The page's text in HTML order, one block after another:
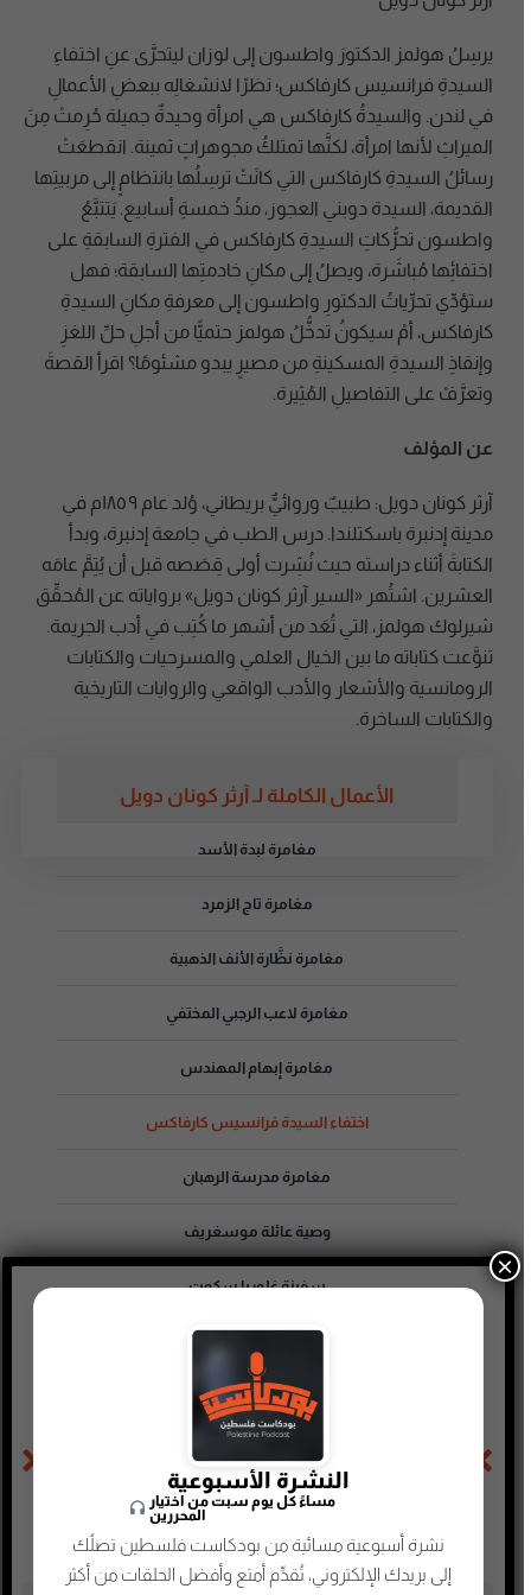
يرسِلُ هولمز الدكتورَ واطسون إلى لوزان ليتحرَّى عنِ اختفاءِ
السيدةِ فرانسيس كارفاكس؛ نظرًا لانشغالِه ببعضِ الأعمالِ
في لندن. والسيدةُ كارفاكس هي امرأة وحيدةٌ جميلة حُرِمتْ مِنَ
الميراثِ لأنها امرأة، لكنَّها تمتلكُ مجوهراتٍ ثمينة. انقطعَتْ
رسائلُ السيدةِ كارفاكس التي كانَتْ ترسِلُها بانتظامٍ إلى مربيتِها
القديمة، السيدة دوبني العجوز، منذُ خمسةِ أسابيع. يَتتبَّعُ
واطسون تحرُّكاتِ السيدةِ كارفاكس في الفترةِ السابقةِ على
اختفائِها مُباشَرة، ويصلُ إلى مكانِ خادمتِها السابقة؛ فهل
ستؤدِّي تحرِّياتُ الدكتورِ واطسون إلى معرفةِ مكانِ السيدةِ
كارفاكس، أمْ سيكونُ تدخُّلُ هولمز حتميًّا من أجلِ حلِّ اللغزِ
وإنقاذِ السيدةِ المسكينةِ من مصيرٍ يبدو مشئومًا؟ اقرأ القصةَ
وتعرَّفْ على التفاصيلِ المُثِيرة.
عن المؤلف
آرثر كونان دويل: طبيبٌ وروائيٌّ بريطاني، وُلد عام ١٨٥٩م في
مدينة إدنبرة باسكتلندا. درس الطب في جامعة إدنبرة، وبدأ
الكتابةَ أثناء دراسته حيث نُشِرت أولى قِصَصه قبل أن يُتِمَّ عامَه
العشرين. اشتُهر «السير آرثر كونان دويل» برواياته عن المُحقِّق
شيرلوك هولمز، التي تُعَد من أشهر ما كُتِب في أدب الجريمة.
تنوَّعت كتاباته ما بين الخيال العلمي والمسرحيات والكتابات
الرومانسية والأشعار والأدب الواقعي والروايات التاريخية
والكتابات الساخرة.
الأعمال الكاملة لـ آرثر كونان دويل
مغامرة لبدة الأسد
مغامرة تاج الزمرد
مغامرة نظَّارة الأنف الذهبية
مغامرة لاعب الرجبي المختفي
مغامرة إبهام المهندس
اختفاء السيدة فرانسيس كارفاكس
مغامرة مدرسة الرهبان
وصية عائلة موسغريف
سفينة غلوريا سكوت
بذور البرتقال الخمس
مغامرة لاعب الرجبي المختفي
النشرة الأسبوعية
مساءً كل يوم سبت من اختيار
المحررين
نشرة أسبوعية مسائية من بودكاست فلسطين تصلُك
إلى بريدك الإلكتروني، تُقدِّم أمتع وأفضل الحلقات من أكثر
×